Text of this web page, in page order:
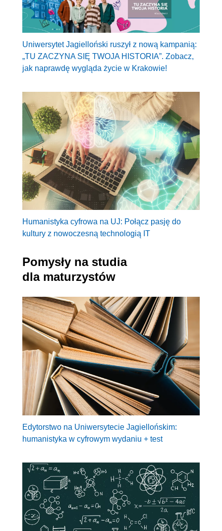
Uniwersytet Jagielloński ruszył z nową kampanią:
„TU ZACZYNA SIĘ TWOJA HISTORIA”. Zobacz,
jak naprawdę wygląda życie w Krakowie!
Humanistyka cyfrowa na UJ: Połącz pasję do
kultury z nowoczesną technologią IT
Pomysły na studia
dla maturzystów
Edytorstwo na Uniwersytecie Jagiellońskim:
humanistyka w cyfrowym wydaniu + test